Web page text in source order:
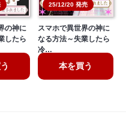
の神に
したら
25/12/20 発売
スマホで異世界の神に
なる方法～失業したら
冷…
本を買う